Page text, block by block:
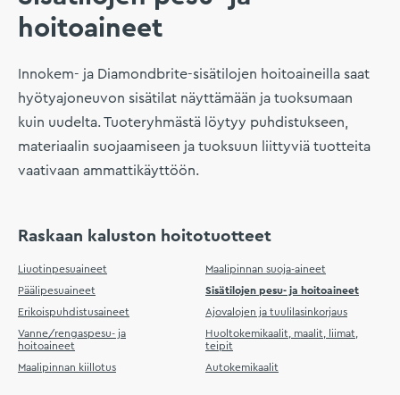
hoitoaineet
Innokem- ja Diamondbrite-sisätilojen hoitoaineilla saat
hyötyajoneuvon sisätilat näyttämään ja tuoksumaan
kuin uudelta. Tuoteryhmästä löytyy puhdistukseen,
materiaalin suojaamiseen ja tuoksuun liittyviä tuotteita
vaativaan ammattikäyttöön.
Raskaan kaluston hoitotuotteet
Liuotinpesuaineet
Päälipesuaineet
Erikoispuhdistusaineet
Vanne/rengaspesu- ja
hoitoaineet
Maalipinnan kiillotus
Maalipinnan suoja-aineet
Sisätilojen pesu- ja hoitoaineet
Ajovalojen ja tuulilasinkorjaus
Huoltokemikaalit, maalit, liimat,
teipit
Autokemikaalit